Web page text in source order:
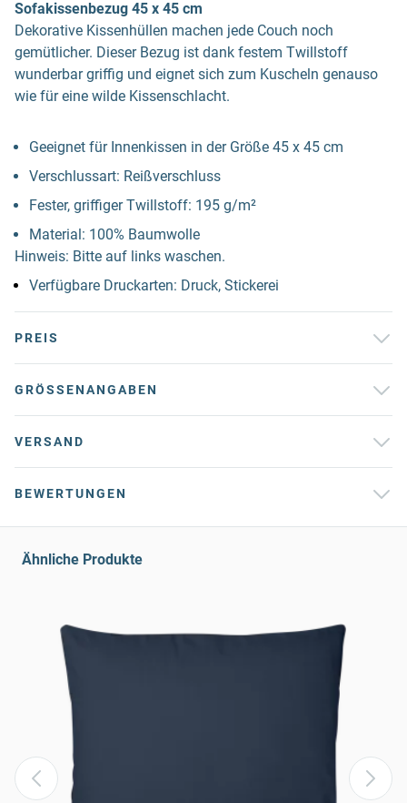
Sofakissenbezug 45 x 45 cm
Dekorative Kissenhüllen machen jede Couch noch
gemütlicher. Dieser Bezug ist dank festem Twillstoff
wunderbar griffig und eignet sich zum Kuscheln genauso
wie für eine wilde Kissenschlacht.
Geeignet für Innenkissen in der Größe 45 x 45 cm
Verschlussart: Reißverschluss
Fester, griffiger Twillstoff: 195 g/m²
Material: 100% Baumwolle
Hinweis: Bitte auf links waschen.
Verfügbare Druckarten: Druck, Stickerei
PREIS
GRÖSSENANGABEN
VERSAND
BEWERTUNGEN
Ähnliche Produkte